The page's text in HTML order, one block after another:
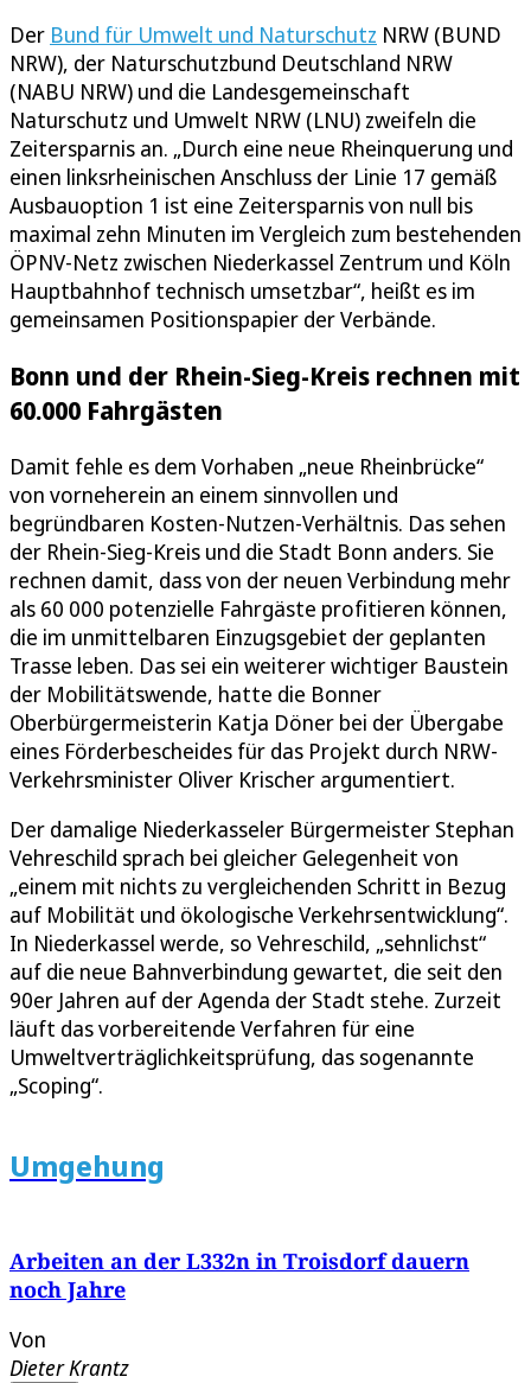
Der Bund für Umwelt und Naturschutz NRW (BUND
NRW), der Naturschutzbund Deutschland NRW
(NABU NRW) und die Landesgemeinschaft
Naturschutz und Umwelt NRW (LNU) zweifeln die
Zeitersparnis an. „Durch eine neue Rheinquerung und
einen linksrheinischen Anschluss der Linie 17 gemäß
Ausbauoption 1 ist eine Zeitersparnis von null bis
maximal zehn Minuten im Vergleich zum bestehenden
ÖPNV-Netz zwischen Niederkassel Zentrum und Köln
Hauptbahnhof technisch umsetzbar“, heißt es im
gemeinsamen Positionspapier der Verbände.
Bonn und der Rhein-Sieg-Kreis rechnen mit
60.000 Fahrgästen
Damit fehle es dem Vorhaben „neue Rheinbrücke“
von vorneherein an einem sinnvollen und
begründbaren Kosten-Nutzen-Verhältnis. Das sehen
der Rhein-Sieg-Kreis und die Stadt Bonn anders. Sie
rechnen damit, dass von der neuen Verbindung mehr
als 60 000 potenzielle Fahrgäste profitieren können,
die im unmittelbaren Einzugsgebiet der geplanten
Trasse leben. Das sei ein weiterer wichtiger Baustein
der Mobilitätswende, hatte die Bonner
Oberbürgermeisterin Katja Döner bei der Übergabe
eines Förderbescheides für das Projekt durch NRW-
Verkehrsminister Oliver Krischer argumentiert.
Der damalige Niederkasseler Bürgermeister Stephan
Vehreschild sprach bei gleicher Gelegenheit von
„einem mit nichts zu vergleichenden Schritt in Bezug
auf Mobilität und ökologische Verkehrsentwicklung“.
In Niederkassel werde, so Vehreschild, „sehnlichst“
auf die neue Bahnverbindung gewartet, die seit den
90er Jahren auf der Agenda der Stadt stehe. Zurzeit
läuft das vorbereitende Verfahren für eine
Umweltverträglichkeitsprüfung, das sogenannte
„Scoping“.
Umgehung
Arbeiten an der L332n in Troisdorf dauern
noch Jahre
Von
Dieter Krantz